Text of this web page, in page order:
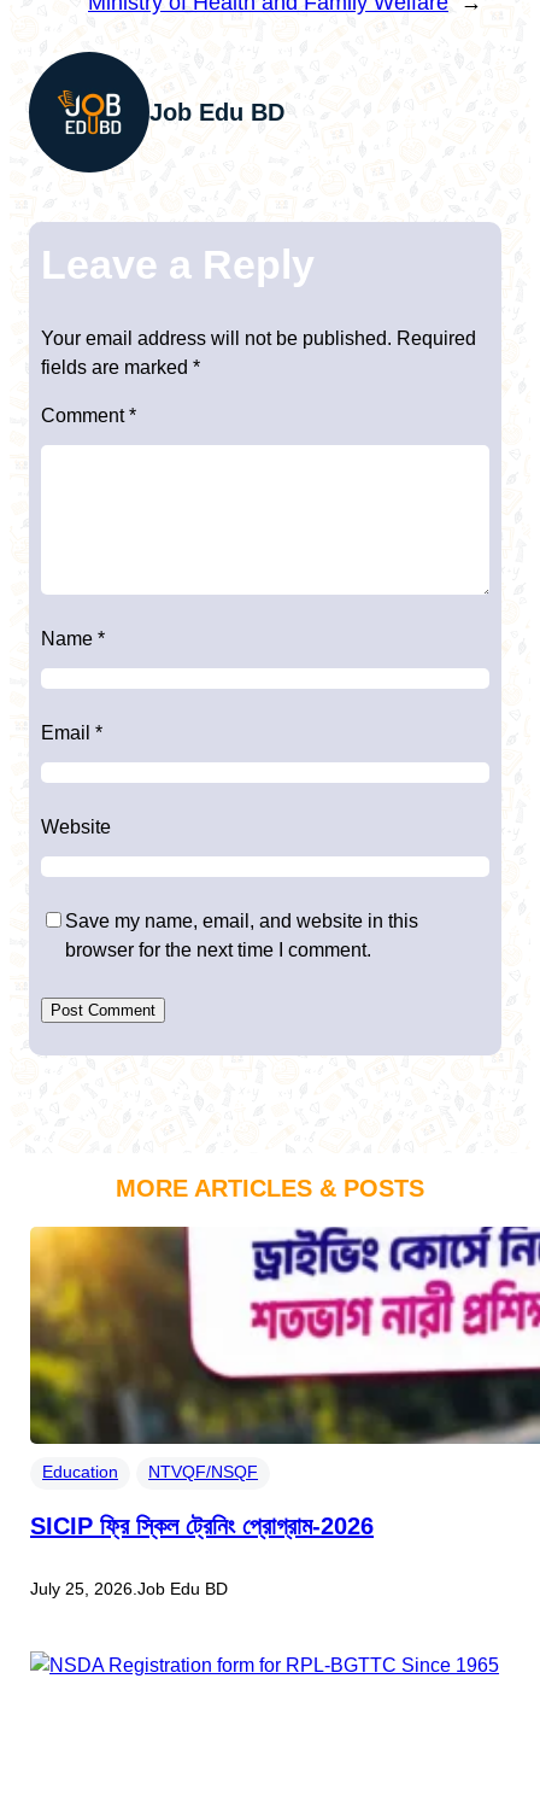
Job Edu BD
Leave a Reply
Your email address will not be published. Required
fields are marked *
Comment*
Name *
Email *
Website
Save my name, email, and website in this
browser for the next time I comment.
MORE ARTICLES & POSTS
Education NTVQF/NSQF
SICIP ফ্রি স্কিল ট্রেনিং প্রোগ্রাম-2026
July 25, 2026 .Job Edu BD